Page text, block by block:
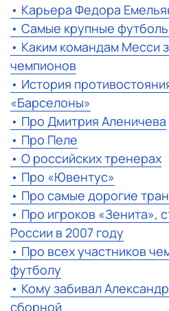
• Карьера Федора
• Самые крупные
• Каким командам Месси
чемпионов
• История
«Барселоны»
• Про Дмитрия Аленичева
• Про Пеле
• О российских тренерах
• Про «Ювентус»
• Про самые дорогие
• Про игроков «Зенита»,
России в 2007 году
• Про всех участников
футболу
• Кому забивал
сборной